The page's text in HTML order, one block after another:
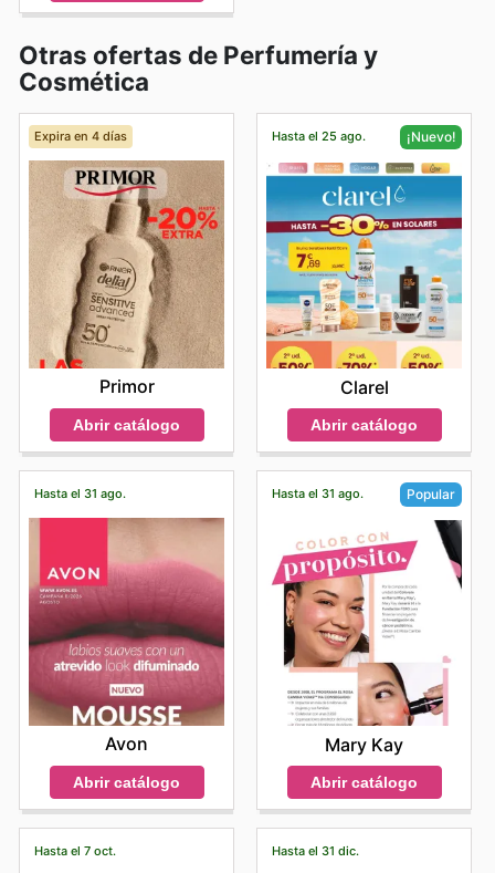
Otras ofertas de Perfumería y
Cosmética
Expira en 4 días
Primor
Abrir catálogo
Hasta el 25 ago. ¡Nuevo!
Clarel
Abrir catálogo
Hasta el 31 ago.
Avon
Abrir catálogo
Hasta el 31 ago. Popular
Mary Kay
Abrir catálogo
Hasta el 7 oct. Hasta el 31 dic.